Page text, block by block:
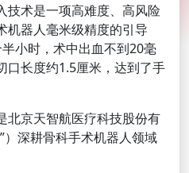
术是一项高难度、高风险
机器人毫米级精度的引导
小时，术中出血不到20毫
口长度约1.5厘米，达到了手
京天智航医疗科技股份有
）深耕骨科手术机器人领域